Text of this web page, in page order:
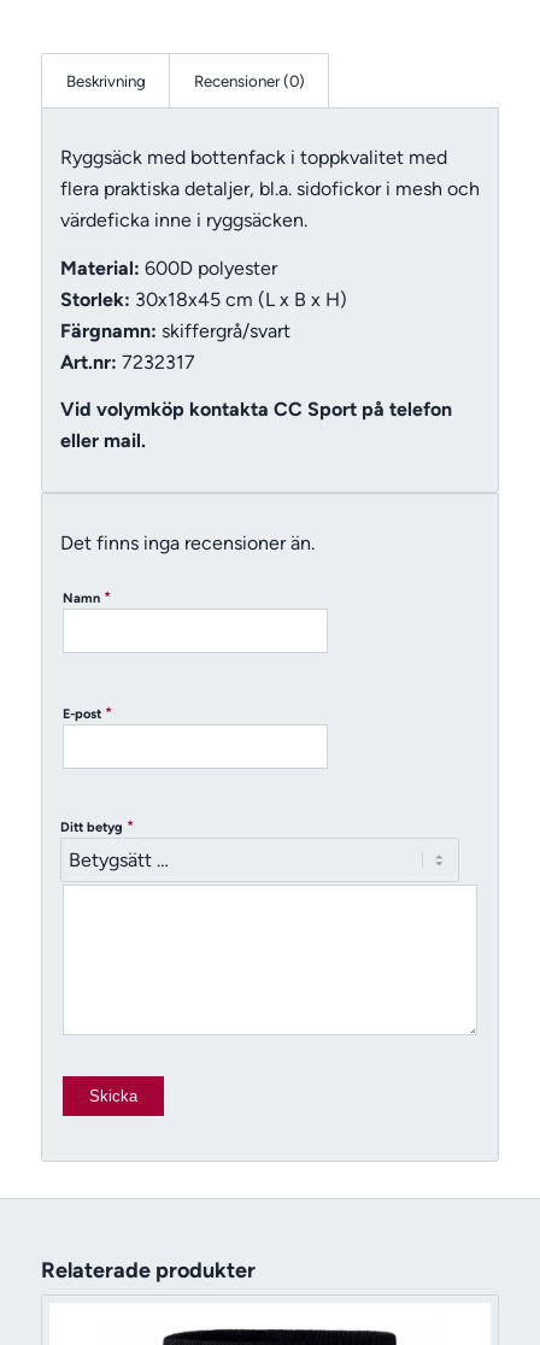
Beskrivning Recensioner (0)
Ryggsäck med bottenfack i toppkvalitet med
flera praktiska detaljer, bl.a. sidofickor i mesh och
värdeficka inne i ryggsäcken.
Material: 600D polyester
Storlek: 30x18x45 cm (L x B x H)
Färgnamn: skiffergrå/svart
Art.nr: 7232317
Vid volymköp kontakta CC Sport på telefon
eller mail.
Det finns inga recensioner än.
Namn *
E-post *
Ditt betyg *
Relaterade produkter